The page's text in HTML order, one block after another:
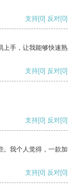
支持[0] 反对[0]
上手，让我能够快速熟
支持[0] 反对[0]
支持[0] 反对[0]
。我个人觉得，一款加
支持[0] 反对[0]